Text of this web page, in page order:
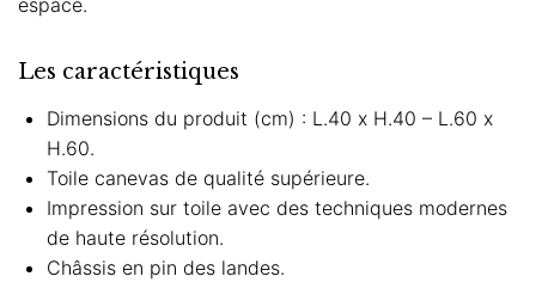
Les caractéristiques
Dimensions du produit (cm) : L.40 x H.40 – L.60 x
H.60.
Toile canevas de qualité supérieure.
Impression sur toile avec des techniques modernes
de haute résolution.
Châssis en pin des landes.